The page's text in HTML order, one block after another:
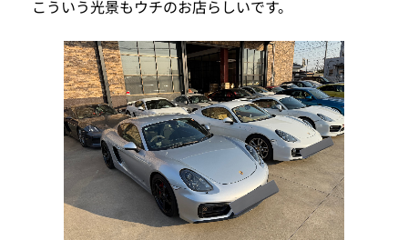
こういう光景もウチのお店らしいです。